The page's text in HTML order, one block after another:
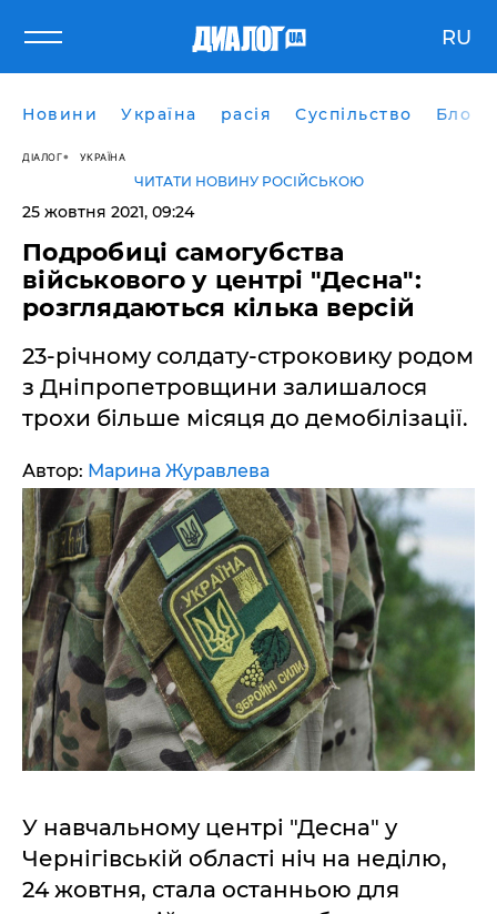
RU
Новини Україна расія Суспільство Блоги
ДІАЛОГ УКРАЇНА
ЧИТАТИ НОВИНУ РОСІЙСЬКОЮ
25 жовтня 2021, 09:24
Подробиці самогубства
військового у центрі "Десна":
розглядаються кілька версій
23-річному солдату-строковику родом
з Дніпропетровщини залишалося
трохи більше місяця до демобілізації.
Автор: Марина Журавлева
У навчальному центрі "Десна" у
Чернігівській області ніч на неділю,
24 жовтня, стала останньою для